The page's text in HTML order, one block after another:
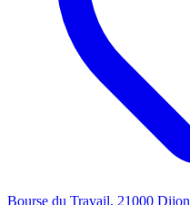
Bourse du Travail, 21000 Dijon